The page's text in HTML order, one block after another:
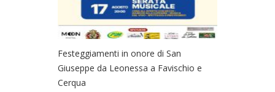
Festeggiamenti in onore di San
Giuseppe da Leonessa a Favischio e
Cerqua